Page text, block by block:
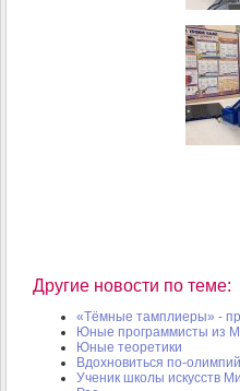
Другие новости по теме:
«Тёмные тамплиеры» -
Юные программисты из
Юные теоретики
Вдохновиться по-
Ученик школы искусств